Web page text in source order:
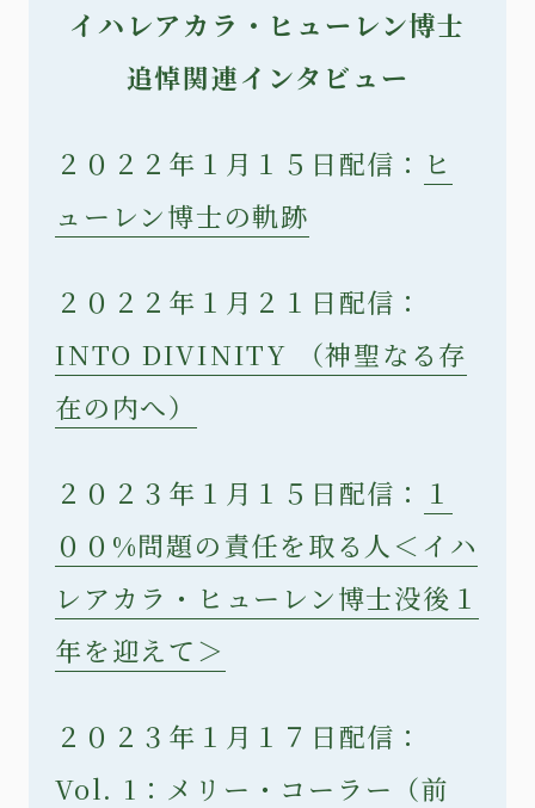
イハレアカラ・ヒューレン博士
追悼関連インタビュー
２０２２年１月１５日配信： ヒ
ューレン博士の軌跡
２０２２年１月２１日配信：
INTO DIVINITY （神聖なる存
在の内へ）
２０２３年１月１５日配信：
１
００%問題の責任を取る人＜イハ
レアカラ・ヒューレン博士没後１
年を迎えて＞
２０２３年１月１７日配信：
Vol. 1：メリー・コーラー（前